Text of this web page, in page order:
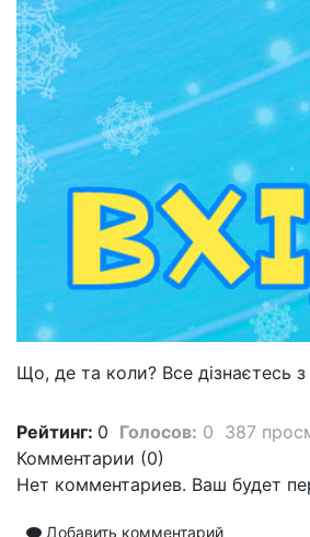
Що, де та коли? Все дізнаєтесь
Рейтинг: 0 Голосов: 0 387
Комментарии (0)
Нет комментариев. Ваш будет
Добавить комментарий